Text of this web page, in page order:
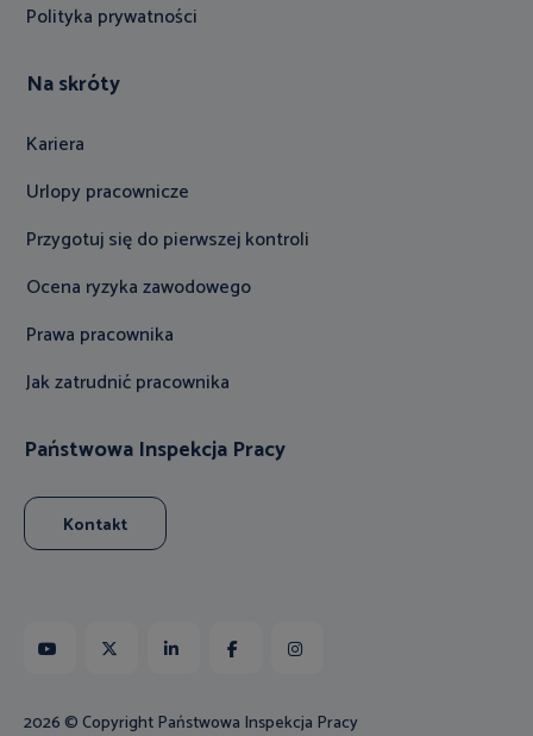
Polityka prywatności
Na skróty
Kariera
Urlopy pracownicze
Przygotuj się do pierwszej kontroli
Ocena ryzyka zawodowego
Prawa pracownika
Jak zatrudnić pracownika
Państwowa Inspekcja Pracy
Kontakt
2026 © Copyright Państwowa Inspekcja Pracy